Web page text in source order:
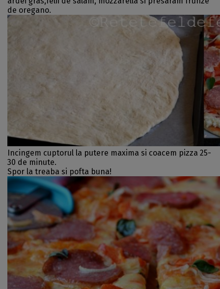
de oregano.
Incingem cuptorul la putere maxima si coacem pizza 25-
30 de minute.
Spor la treaba si pofta buna!